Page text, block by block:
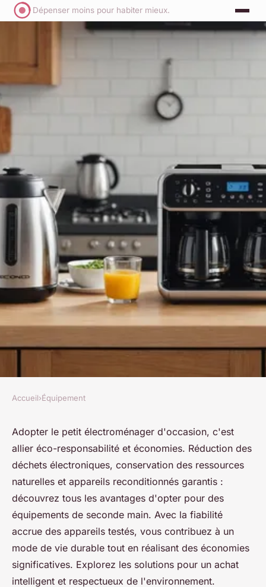
Dépenser moins pour habiter mieux.
ÉQUIPEMENT
Petit électroménager
d'occasion : éco-responsable
et garanti
Louise•1 octobre 2024•5 min de lecture
Accueil›Équipement
Adopter le petit électroménager d'occasion, c'est
allier éco-responsabilité et économies. Réduction des
déchets électroniques, conservation des ressources
naturelles et appareils reconditionnés garantis :
découvrez tous les avantages d'opter pour des
équipements de seconde main. Avec la fiabilité
accrue des appareils testés, vous contribuez à un
mode de vie durable tout en réalisant des économies
significatives. Explorez les solutions pour un achat
intelligent et respectueux de l'environnement.